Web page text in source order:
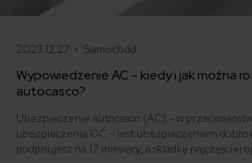
2023.12.27 • Samochód
Wypowiedzenie AC – kiedy i jak można
autocasco?
Ubezpieczenie autocasco (AC) – w
ubezpieczenia OC – jest ubezpieczeniem
podpisujesz na 12 miesięcy, a składkę najczęściej